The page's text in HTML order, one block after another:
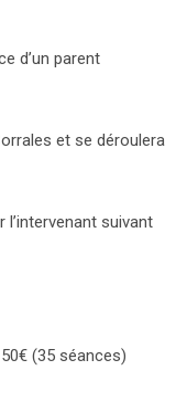
d’un parent
et se déroulera
suivant
(35 séances)